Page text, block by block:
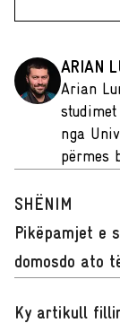
ARIAN
Arian
nga
përmes
SHËNIM
Pikëpamjet e
domosdo ato
Ky artikull